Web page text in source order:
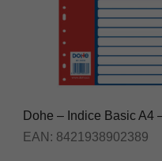
Dohe – Indice Basic A4
EAN: 8421938902389